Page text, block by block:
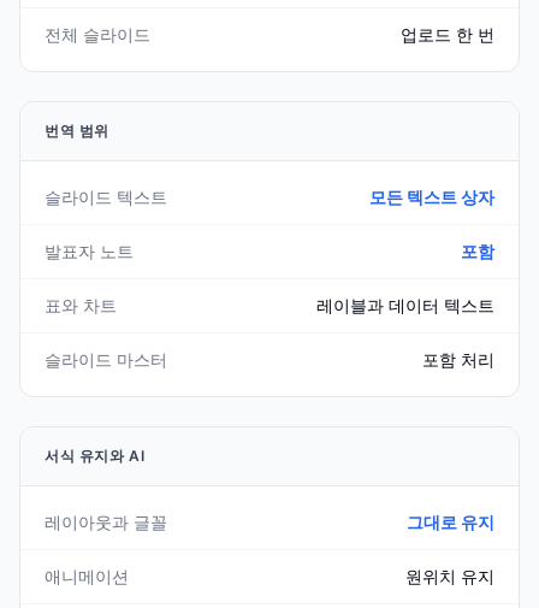
전체 슬라이드 업로드 한 번
번역 범위
슬라이드 텍스트 모든 텍스트 상자
발표자 노트 포함
표와 차트 레이블과 데이터 텍스트
슬라이드 마스터 포함 처리
서식 유지와 AI
레이아웃과 글꼴 그대로 유지
애니메이션 원위치 유지